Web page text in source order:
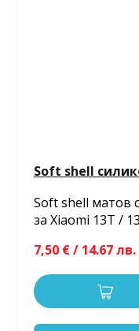
Soft shell
Soft shell матов
за Xiaomi 13T /
7,50 € / 14.67 лв.